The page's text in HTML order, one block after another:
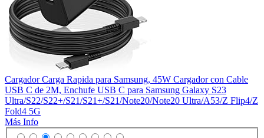
Cargador Carga Rapida para Samsung, 45W Cargador con Cable
USB C de 2M, Enchufe USB C para Samsung Galaxy S23
Ultra/S22/S22+/S21/S21+/S21/Note20/Note20 Ultra/A53/Z Flip4/Z
Fold4 5G
Más Info